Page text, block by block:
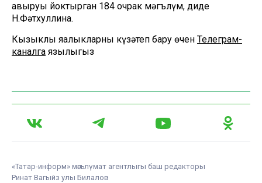
авыруы йоктырган 184 очрак мәгълүм, диде
Н.Фәтхуллина.
Кызыклы яңалыкларны күзәтеп бару өчен Телеграм-
каналга язылыгыз
«Татар-информ» мәгълүмат агентлыгы баш редакторы
Ринат Вагыйз улы Билалов